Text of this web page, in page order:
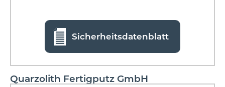
Sicherheitsdatenblatt
Quarzolith Fertigputz GmbH